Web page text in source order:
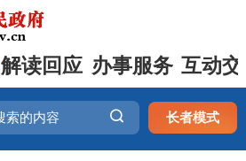
解读回应 办事服务 互动
长者模式